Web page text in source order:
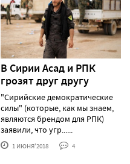
В Сирии Асад и РПК
грозят друг другу
"Сирийские демократические
силы" (которые, как мы знаем,
являются брендом для РПК)
заявили, что угр......
1 ИЮНЯ'2018 4